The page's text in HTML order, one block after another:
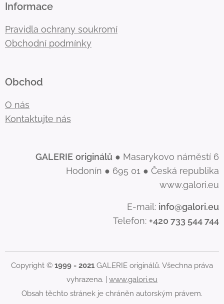
Informace
Pravidla ochrany soukromí
Obchodní podmínky
Obchod
O nás
Kontaktujte nás
GALERIE originálů ● Masarykovo náměstí 6
Hodonín ● 695 01 ● Česká republika
www.galori.eu
E-mail: info@galori.eu
Telefon: +420 733 544 744
Copyright © 1999 - 2021 GALERIE originálů. Všechna práva
vyhrazena. | www.galori.eu
Obsah těchto stránek je chráněn autorským právem.